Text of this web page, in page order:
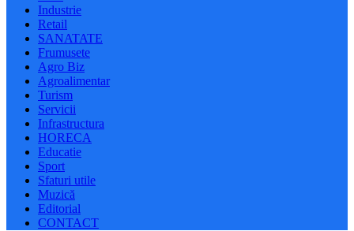
Industrie
Retail
SANATATE
Frumusete
Agro Biz
Agroalimentar
Turism
Servicii
Infrastructura
HORECA
Educatie
Sport
Sfaturi utile
Muzică
Editorial
CONTACT